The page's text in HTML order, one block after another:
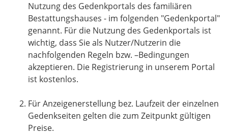
Nutzung des Gedenkportals des familiären
Bestattungshauses - im folgenden "Gedenkportal"
genannt. Für die Nutzung des Gedenkportals ist
wichtig, dass Sie als Nutzer/Nutzerin die
nachfolgenden Regeln bzw. –Bedingungen
akzeptieren. Die Registrierung in unserem Portal
ist kostenlos.
Für Anzeigenerstellung bez. Laufzeit der einzelnen
Gedenkseiten gelten die zum Zeitpunkt gültigen
Preise.